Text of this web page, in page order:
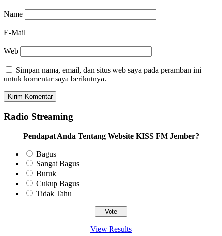
Name
E-Mail
Web
Simpan nama, email, dan situs web saya pada peramban ini
untuk komentar saya berikutnya.
Radio Streaming
Pendapat Anda Tentang Website KISS FM Jember?
Bagus
Sangat Bagus
Buruk
Cukup Bagus
Tidak Tahu
View Results